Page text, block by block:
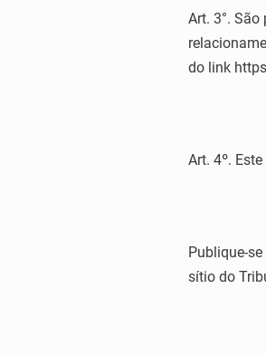
Art. 3°.
do link
Art. 4º.
Publique-
sítio do